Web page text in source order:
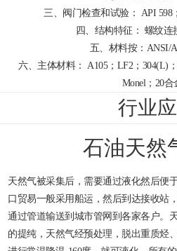
三、阀门检查和试验： API 598
四、结构特征： 螺纹连
五、材料按：ANSI/
六、主体材料： A105；LF2；304(L)；
Monel；20合
行业
石油天然
天然气被采集后，需要通过液化然后便
口贸易一般采用船运，然后到达接收站
通过管道输送到城市管网到各家各户。
的提纯，天然气经预处理，脱出重质烃